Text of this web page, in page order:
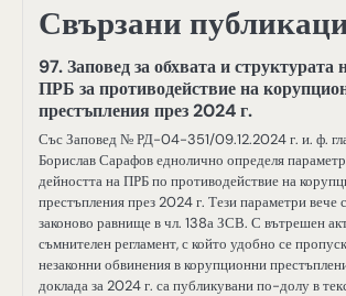
Свързани
97. Заповед за обхвата и структурата
ПРБ за противодействие на
престъпления през 2024 г.
Със Заповед № РД-04-351/09.12.2024 г. и. ф.
Борислав Сарафов еднолично определя
дейността на ПРБ по противодействие на
престъпления през 2024 г. Тези параметри вече
законово равнище в чл. 138а ЗСВ. С вътрешен
съмнителен регламент, с който удобно се
незаконни обвинения в корупционни
доклада за 2024 г. са публикувани по-долу в